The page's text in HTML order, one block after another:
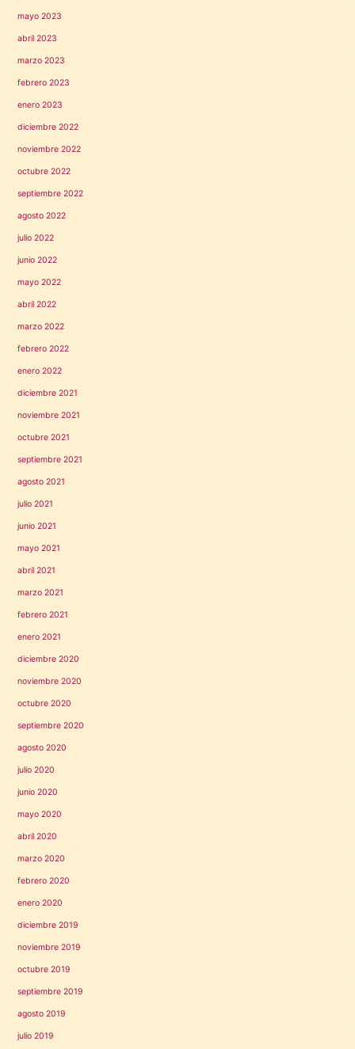
mayo 2023
abril 2023
marzo 2023
febrero 2023
enero 2023
diciembre 2022
noviembre 2022
octubre 2022
septiembre 2022
agosto 2022
julio 2022
junio 2022
mayo 2022
abril 2022
marzo 2022
febrero 2022
enero 2022
diciembre 2021
noviembre 2021
octubre 2021
septiembre 2021
agosto 2021
julio 2021
junio 2021
mayo 2021
abril 2021
marzo 2021
febrero 2021
enero 2021
diciembre 2020
noviembre 2020
octubre 2020
septiembre 2020
agosto 2020
julio 2020
junio 2020
mayo 2020
abril 2020
marzo 2020
febrero 2020
enero 2020
diciembre 2019
noviembre 2019
octubre 2019
septiembre 2019
agosto 2019
julio 2019